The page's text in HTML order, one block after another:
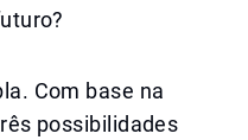
Com base na
possibilidades